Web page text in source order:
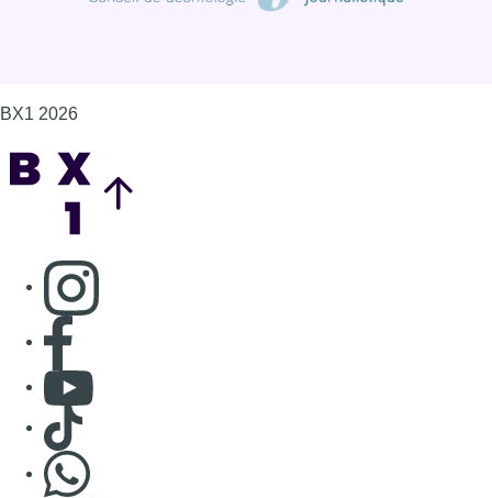
BX1 2026
Consulter page Instagram
Consulter page Facebook
Consulter Youtube
Consulter TikTok